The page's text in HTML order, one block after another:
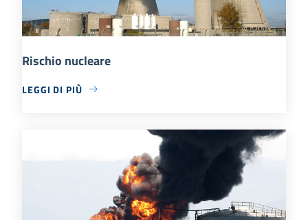
Rischio nucleare
LEGGI DI PIÙ